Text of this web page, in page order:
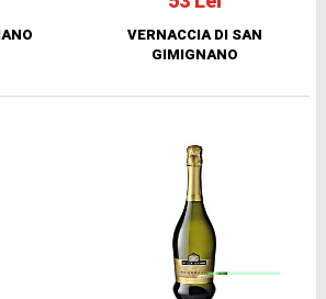
VERNACCIA DI SAN
GIMIGNANO